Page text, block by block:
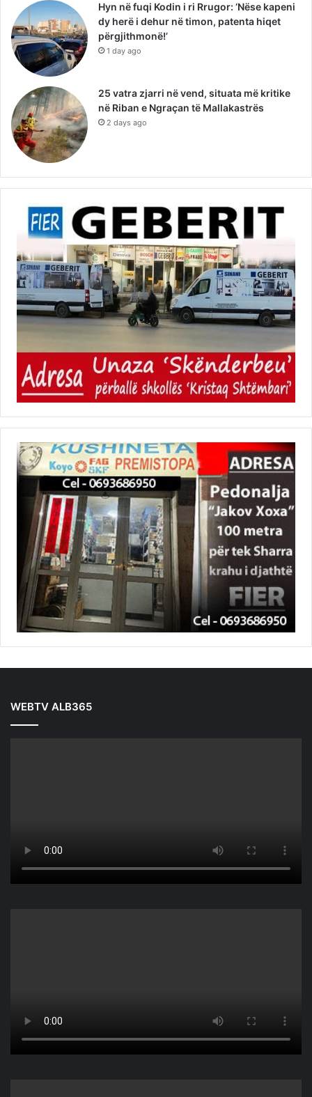
Hyn në fuqi Kodin i ri Rrugor: ‘Nëse kapeni
dy herë i dehur në timon, patenta hiqet
përgjithmonë!’
1 day ago
25 vatra zjarri në vend, situata më kritike
në Riban e Ngraçan të Mallakastrës
2 days ago
WEBTV ALB365